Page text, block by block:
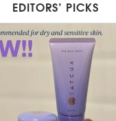
EDITORS’ PICKS